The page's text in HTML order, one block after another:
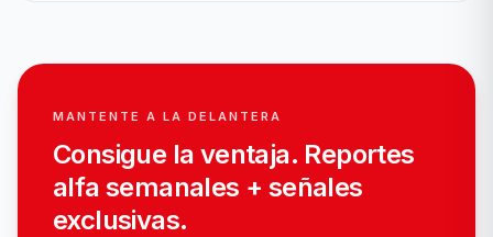
MANTENTE A LA DELANTERA
Consigue la ventaja. Reportes
alfa semanales + señales
exclusivas.